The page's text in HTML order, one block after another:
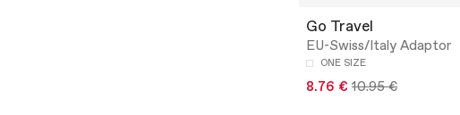
Go Travel
EU-Swiss/Italy Adaptor
ONE SIZE
8.76 € 10.95 €